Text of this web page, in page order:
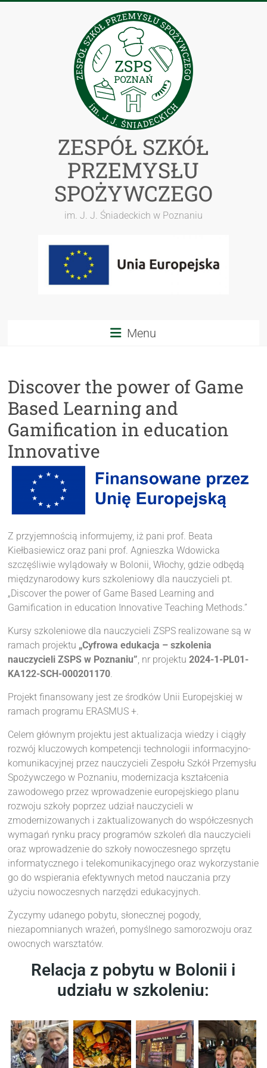
ZESPÓŁ SZKÓŁ
PRZEMYSŁU
SPOŻYWCZEGO
im. J. J. Śniadeckich w Poznaniu
Menu
Discover the power of Game
Based Learning and
Gamification in education
Innovative
Z przyjemnością informujemy, iż pani prof. Beata
Kiełbasiewicz oraz pani prof. Agnieszka Wdowicka
szczęśliwie wylądowały w Bolonii, Włochy, gdzie odbędą
międzynarodowy kurs szkoleniowy dla nauczycieli pt.
„Discover the power of Game Based Learning and
Gamification in education Innovative Teaching Methods.”
Kursy szkoleniowe dla nauczycieli ZSPS realizowane są w
ramach projektu „Cyfrowa edukacja – szkolenia
nauczycieli ZSPS w Poznaniu”, nr projektu2024-1-PL01-
KA122-SCH-000201170.
Projekt finansowany jest ze środków Unii Europejskiej w
ramach programu ERASMUS +.
Celem głównym projektu jest aktualizacja wiedzy i ciągły
rozwój kluczowych kompetencji technologii informacyjno-
komunikacyjnej przez nauczycieli Zespołu Szkół Przemysłu
Spożywczego w Poznaniu, modernizacja kształcenia
zawodowego przez wprowadzenie europejskiego planu
rozwoju szkoły poprzez udział nauczycieli w
zmodernizowanych i zaktualizowanych do współczesnych
wymagań rynku pracy programów szkoleń dla nauczycieli
oraz wprowadzenie do szkoły nowoczesnego sprzętu
informatycznego i telekomunikacyjnego oraz wykorzystanie
go do wspierania efektywnych metod nauczania przy
użyciu nowoczesnych narzędzi edukacyjnych.
Życzymy udanego pobytu, słonecznej pogody,
niezapomnianych wrażeń, pomyślnego samorozwoju oraz
owocnych warsztatów.
Relacja z pobytu w Bolonii i
udziału w szkoleniu: